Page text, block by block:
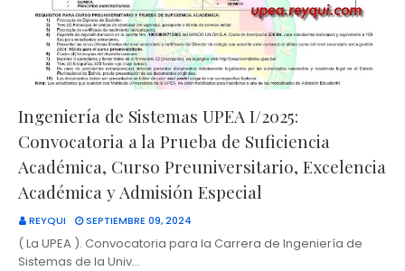
Ingeniería de Sistemas UPEA I/2025:
Convocatoria a la Prueba de Suficiencia
Académica, Curso Preuniversitario, Excelencia
Académica y Admisión Especial
REYQUI SEPTIEMBRE 09, 2024
( La UPEA ). Convocatoria para la Carrera de Ingeniería de
Sistemas de la Univ…